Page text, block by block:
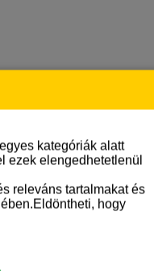
kategóriák alatt
ezek elengedhetetlenül
releváns tartalmakat és
hogy